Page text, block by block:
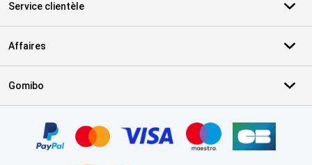
Service clientèle
Affaires
Gomibo